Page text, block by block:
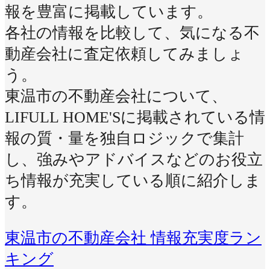
報を豊富に掲載しています。
各社の情報を比較して、気になる不
動産会社に査定依頼してみましょ
う。
東温市の不動産会社について、
LIFULL HOME'Sに掲載されている情
報の質・量を独自ロジックで集計
し、強みやアドバイスなどのお役立
ち情報が充実している順に紹介しま
す。
東温市の不動産会社 情報充実度ラン
キング